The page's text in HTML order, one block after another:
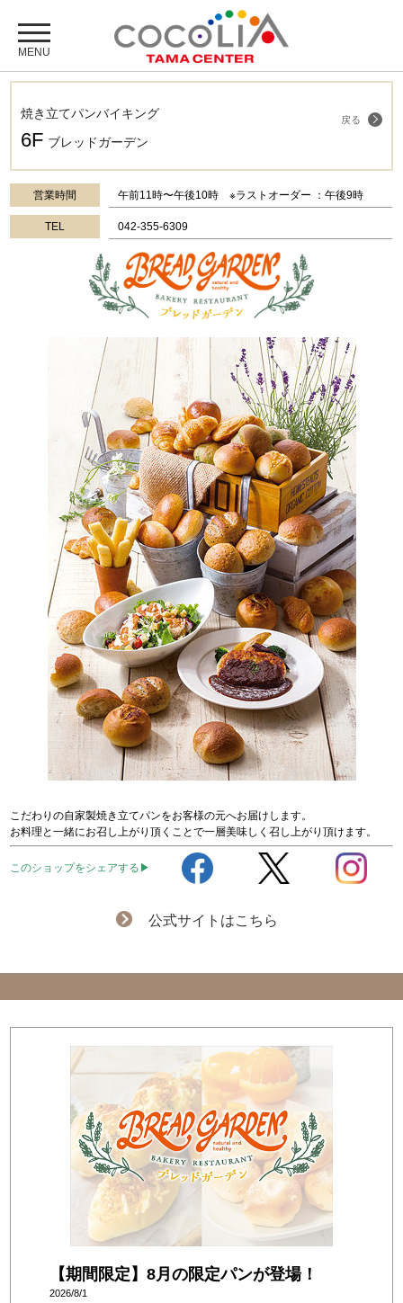
焼き立てパンバイキング 戻る
6F ブレッドガーデン
営業時間 午前11時〜午後10時 ※ラストオーダー ：午後9時
TEL 042-355-6309
こだわりの自家製焼き立てパンをお客様の元へお届けします。
お料理と一緒にお召し上がり頂くことで一層美味しく召し上がり頂けます。
このショップをシェアする▶
公式サイトはこちら
【期間限定】8月の限定パンが登場！
2026/8/1